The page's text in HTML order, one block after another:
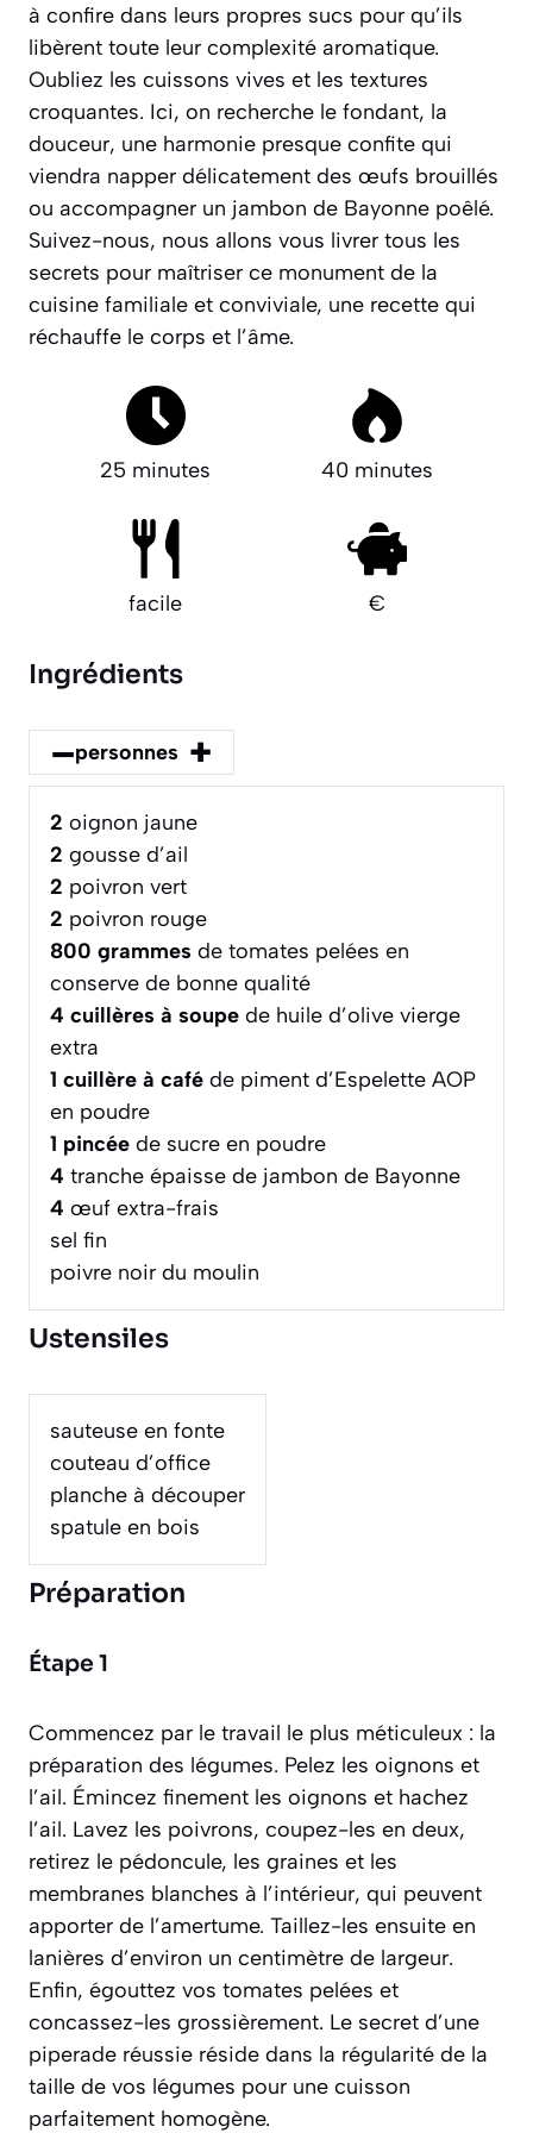
à confire dans leurs propres sucs pour qu’ils
libèrent toute leur complexité aromatique.
Oubliez les cuissons vives et les textures
croquantes. Ici, on recherche le fondant, la
douceur, une harmonie presque confite qui
viendra napper délicatement des œufs brouillés
ou accompagner un jambon de Bayonne poêlé.
Suivez-nous, nous allons vous livrer tous les
secrets pour maîtriser ce monument de la
cuisine familiale et conviviale, une recette qui
réchauffe le corps et l’âme.
25 minutes 40 minutes
facile €
Ingrédients
–personnes +
2 oignon jaune
2 gousse d’ail
2 poivron vert
2 poivron rouge
800 grammes de tomates pelées en
conserve de bonne qualité
4 cuillères à soupe de huile d’olive vierge
extra
1 cuillère à café de piment d’Espelette AOP
en poudre
1 pincée de sucre en poudre
4 tranche épaisse de jambon de Bayonne
4 œuf extra-frais
sel fin
poivre noir du moulin
Ustensiles
sauteuse en fonte
couteau d’office
planche à découper
spatule en bois
Préparation
Étape 1
Commencez par le travail le plus méticuleux : la
préparation des légumes. Pelez les oignons et
l’ail. Émincez finement les oignons et hachez
l’ail. Lavez les poivrons, coupez-les en deux,
retirez le pédoncule, les graines et les
membranes blanches à l’intérieur, qui peuvent
apporter de l’amertume. Taillez-les ensuite en
lanières d’environ un centimètre de largeur.
Enfin, égouttez vos tomates pelées et
concassez-les grossièrement. Le secret d’une
piperade réussie réside dans la régularité de la
taille de vos légumes pour une cuisson
parfaitement homogène.